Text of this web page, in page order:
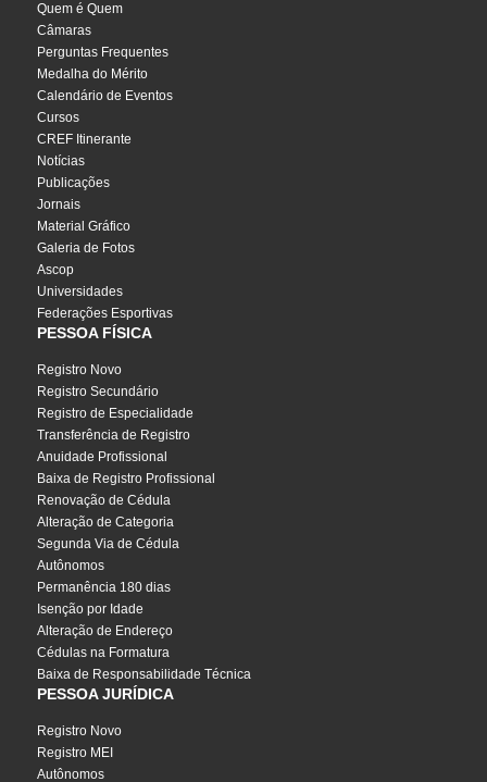
Quem é Quem
Câmaras
Perguntas Frequentes
Medalha do Mérito
Calendário de Eventos
Cursos
CREF Itinerante
Notícias
Publicações
Jornais
Material Gráfico
Galeria de Fotos
Ascop
Universidades
Federações Esportivas
PESSOA FÍSICA
Registro Novo
Registro Secundário
Registro de Especialidade
Transferência de Registro
Anuidade Profissional
Baixa de Registro Profissional
Renovação de Cédula
Alteração de Categoria
Segunda Via de Cédula
Autônomos
Permanência 180 dias
Isenção por Idade
Alteração de Endereço
Cédulas na Formatura
Baixa de Responsabilidade Técnica
PESSOA JURÍDICA
Registro Novo
Registro MEI
Autônomos